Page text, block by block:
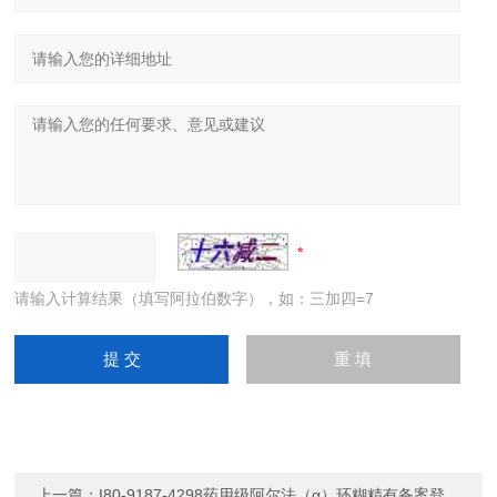
请输入计算结果（填写阿拉伯数字），如：三加四=7